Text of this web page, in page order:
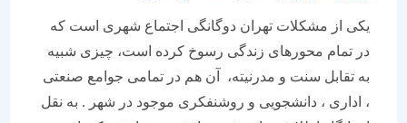
یكی از مشكلات تهران دوگانگی اجتماع شهری است كه
در تمام محورهای زندگی رسوخ كرده است، چیزی شبیه
به تقابل سنت و مدرنیته، آن هم در تمامی جوامع صنعتی
، اداری ، دانشجویی و روشنفكری موجود در شهر . به نقل